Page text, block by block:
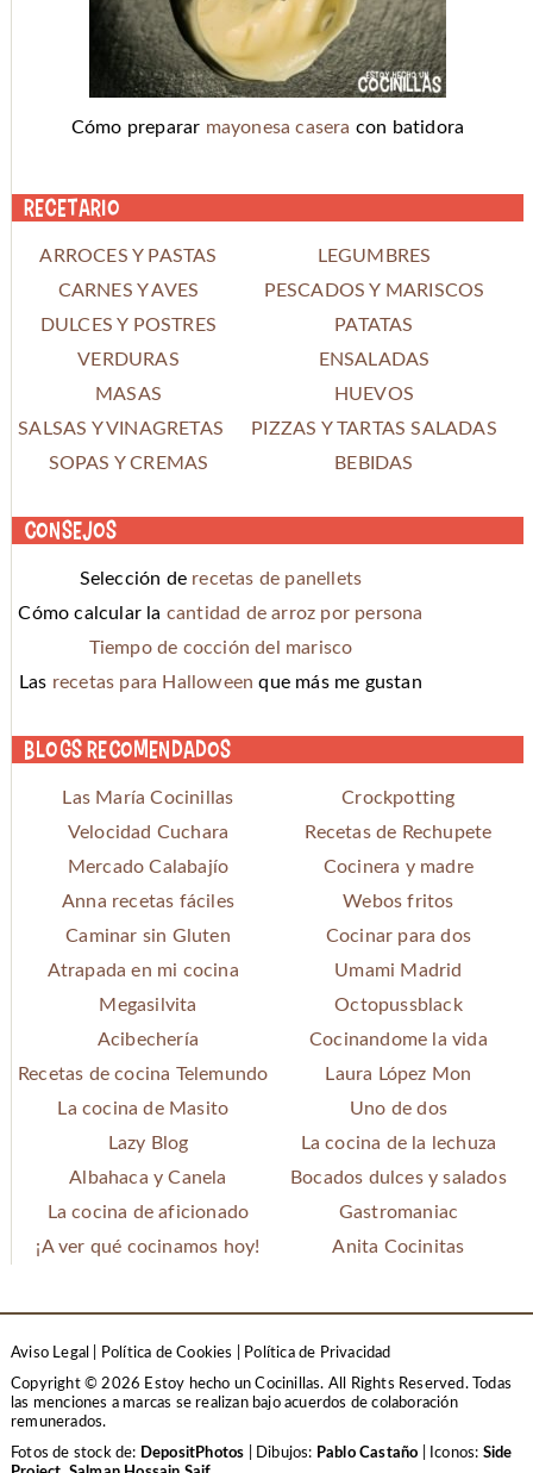
Cómo preparar mayonesa casera con batidora
Recetario
ARROCES Y PASTAS
LEGUMBRES
CARNES Y AVES
PESCADOS Y MARISCOS
DULCES Y POSTRES
PATATAS
VERDURAS
ENSALADAS
MASAS
HUEVOS
SALSAS Y VINAGRETAS
PIZZAS Y TARTAS SALADAS
SOPAS Y CREMAS
BEBIDAS
Consejos
Selección de recetas de panellets
Cómo calcular la cantidad de arroz por persona
Tiempo de cocción del marisco
Las recetas para Halloween que más me gustan
Blogs recomendados
Las María Cocinillas
Crockpotting
Velocidad Cuchara
Recetas de Rechupete
Mercado Calabajío
Cocinera y madre
Anna recetas fáciles
Webos fritos
Caminar sin Gluten
Cocinar para dos
Atrapada en mi cocina
Umami Madrid
Megasilvita
Octopussblack
Acibechería
Cocinandome la vida
Recetas de cocina Telemundo
Laura López Mon
La cocina de Masito
Uno de dos
Lazy Blog
La cocina de la lechuza
Albahaca y Canela
Bocados dulces y salados
La cocina de aficionado
Gastromaniac
¡A ver qué cocinamos hoy!
Anita Cocinitas
Aviso Legal Política de Cookies
Política de Privacidad
Copyright © 2026 Estoy hecho un Cocinillas. All Rights Reserved.Todas
las menciones a marcas se realizan bajo acuerdos de colaboración
remunerados.
Fotos de stock de: DepositPhotos | Dibujos: Pablo Castaño | Iconos: Side